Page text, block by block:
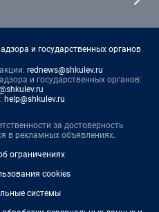
и государственных органов
rednews@shkulev.ru
и государственных органов:
help@shkulev.ru
за достоверность
в рекламных объявлениях.
ограничениях
cookies
системы